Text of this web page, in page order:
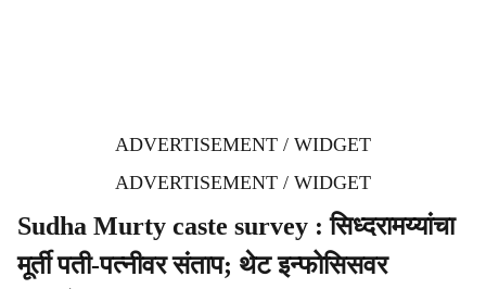
ADVERTISEMENT / WIDGET
ADVERTISEMENT / WIDGET
Sudha Murty caste survey : सिध्दरामय्यांचा
मूर्ती पती-पत्नीवर संताप; थेट इन्फोसिसवर